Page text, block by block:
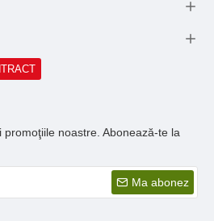
noastre. Abonează-te la
Ma abonez